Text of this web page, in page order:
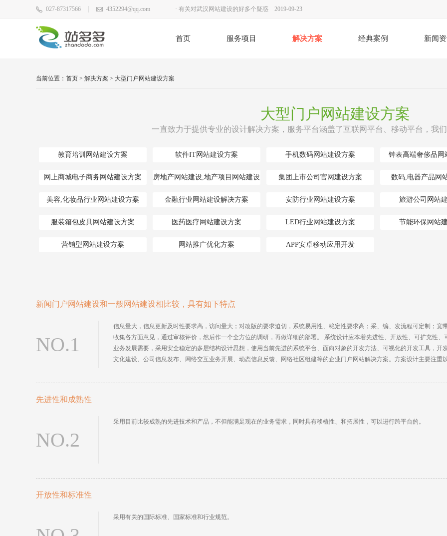
027-87317566 4352294@qq.com · 公司武汉网站建设全过程中网页页面布置要留意什么关键点
· 外贸企业武汉网站建设的设计方案如何做2019-10-15
首页 服务项目 解决方案 经典案例 新闻
当前位置： 首页 > 解决方案 > 大型门户网站建设方案
大型门户网站建设方案
一直致力于提供专业的设计解决方案，服务平台涵盖了互联网平台、移动平台，我
教育培训网站建设方案 软件IT网站建设方案 手机数码网站建设方案 钟表高端奢侈品网
网上商城电子商务网站建设方案 房地产网站建设,地产项目网站建设 集团上市公司官网建设方案 数码,电器产品网
美容,化妆品行业网站建设方案 金融行业网站建设解决方案 安防行业网站建设方案 旅游公司网站
服装箱包皮具网站建设方案 医药医疗网站建设方案 LED行业网站建设方案 节能环保网站
营销型网站建设方案 网站推广优化方案 APP安卓移动应用开发
新闻门户网站建设和一般网站建设相比较，具有如下特点
NO.1
信息量大，信息更新及时性要求高，访问量大；对改版的要求迫切，系统易用性、稳定性要求高；采、编、发流程可定制；宽
收集各方面意见，通过审核评价，然后作一个全方位的调研，再做详细的部署。 系统设计应本着先进性、开放性、可扩充性
业务发展需要，采用安全稳定的多层结构设计思想，使用当前先进的系统平台、面向对象的开发方法、可视化的开发工具，
文化建设、公司信息发布、网络交互业务开展、动态信息反馈、网络社区组建等的企业门户网站解决方案。方案设计主要注重
先进性和成熟性
NO.2
采用目前比较成熟的先进技术和产品，不但能满足现在的业务需求，同时具有移植性、和拓展性，可以进行跨平台的。
开放性和标准性
采用有关的国际标准、国家标准和行业规范。